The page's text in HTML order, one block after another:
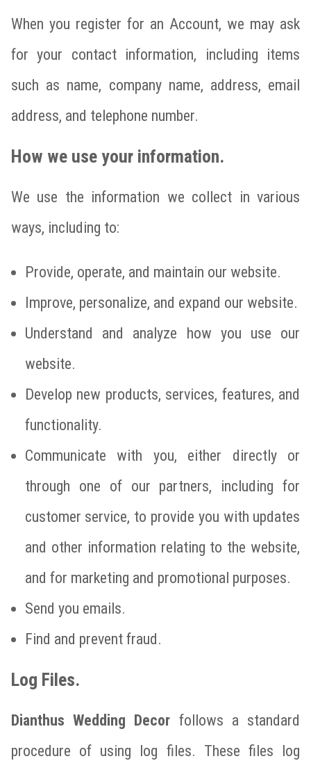
When you register for an Account, we may ask
for your contact information, including items
such as name, company name, address, email
address, and telephone number.
How we use your information.
We use the information we collect in various
ways, including to:
Provide, operate, and maintain our website.
Improve, personalize, and expand our website.
Understand and analyze how you use our
website.
Develop new products, services, features, and
functionality.
Communicate with you, either directly or
through one of our partners, including for
customer service, to provide you with updates
and other information relating to the website,
and for marketing and promotional purposes.
Send you emails.
Find and prevent fraud.
Log Files.
Dianthus Wedding Decor follows a standard
procedure of using log files. These files log